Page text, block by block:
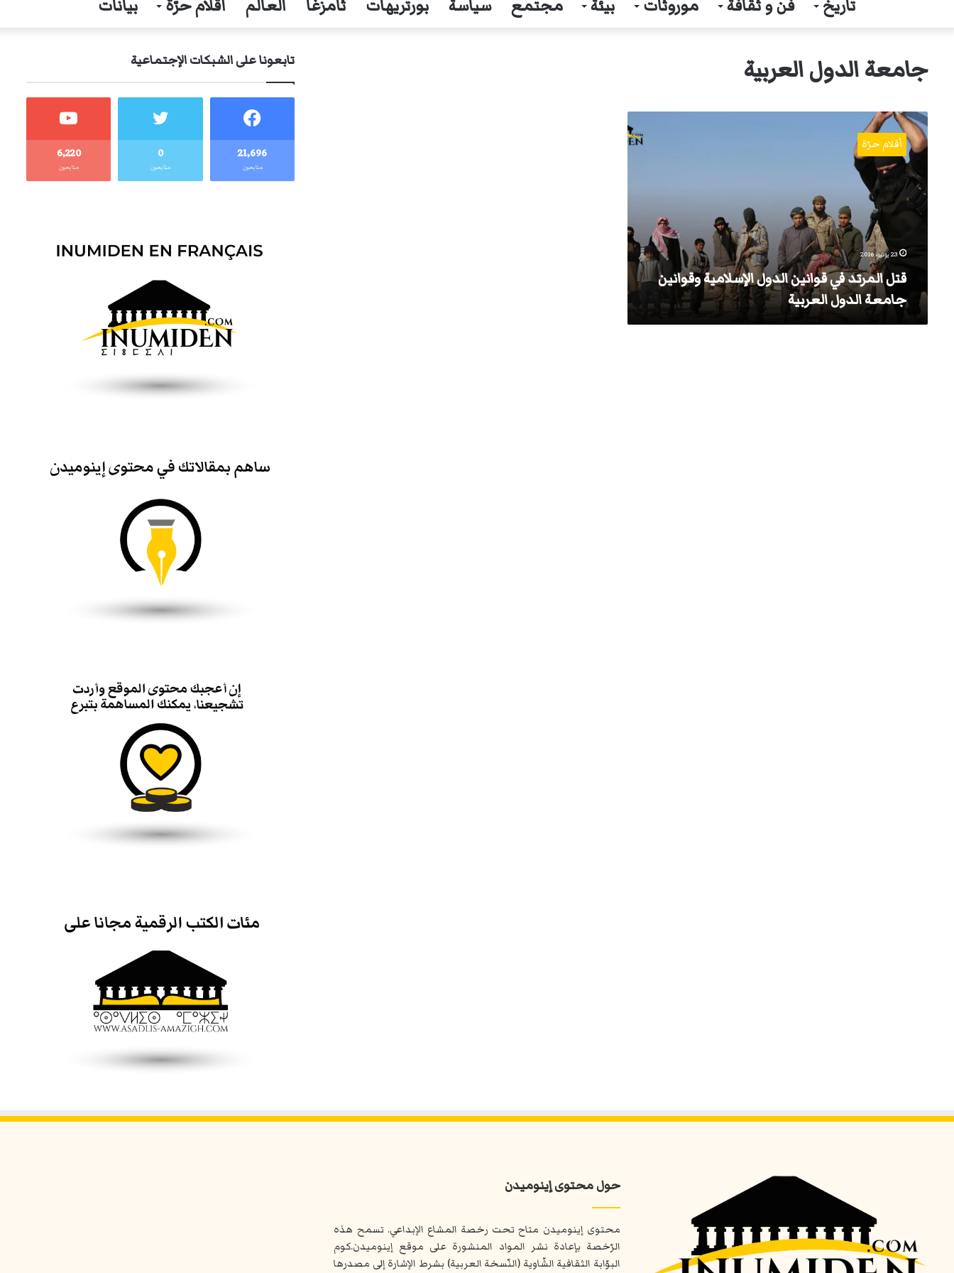
تاريخ فن و ثقافة موروثات بيئة مجتمع سياسة بورتريهات ثامزغا العالم أقلام حرّة بيانات
جامعة الدول العربية
قتل
المرتد
في
قوانين
الدول
الإسلامية
وقوانين
العربية
أقلام حرّة
23 يونيو، 2016
قتل المرتد في قوانين الدول الإسلامية وقوانين
جامعة الدول العربية
تابعونا على الشبكات الإجتماعية
21٬696
متابعون
0
متابعون
6٬220
متابعون
حول محتوى إينوميدن
محتوى إينوميدن متاح تحت رخصة المشاع الإبداعي. تسمح هذه
الرّخصة بإعادة نشر المواد المنشورة على موقع إينوميدن.كوم
البوّابة الثقافية الشّاوية (النّسخة العربية) بشرط الإشارة إلى مصدرها